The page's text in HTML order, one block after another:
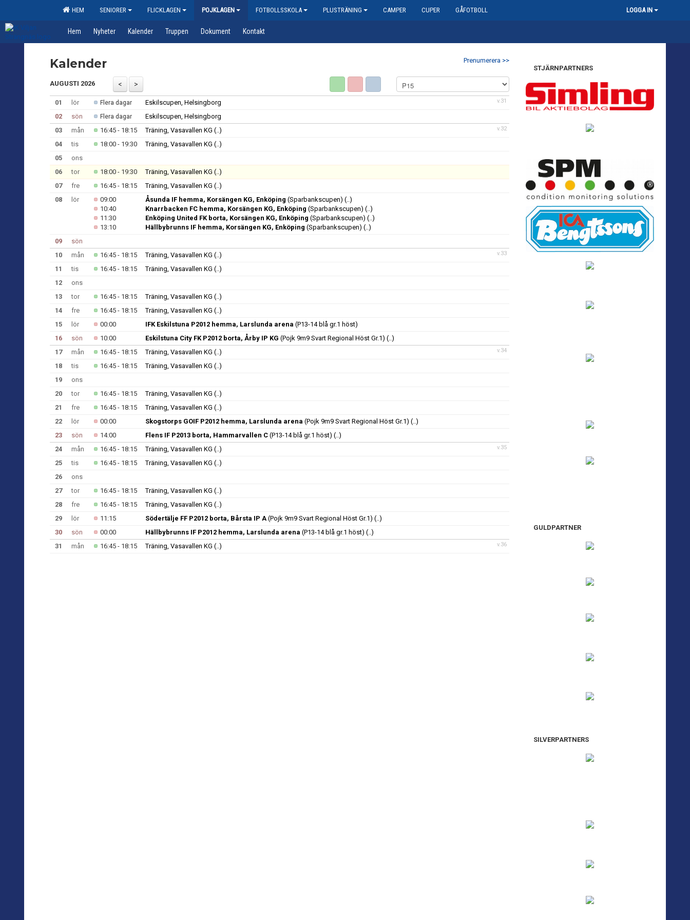
HEM SENIORER FLICKLAGEN POJKLAGEN FOTBOLLSSKOLA PLUSTRÄNING CAMPER CUPER GÅFOTBOLL LOGGA IN
Hem Nyheter Kalender Truppen Dokument Kontakt
Prenumerera >>
Kalender
AUGUSTI 2026
v.31
01 lör Flera dagar
Eskilscupen, Helsingborg
02
sön Flera dagar Eskilscupen, Helsingborg
v.32
03 mån 16:45 - 18:15 Träning, Vasavallen KG (..)
04
tis 18:00 - 19:30 Träning, Vasavallen KG (..)
05
ons
06
tor 18:00 - 19:30 Träning, Vasavallen KG (..)
07
fre 16:45 - 18:15 Träning, Vasavallen KG (..)
08
lör 09:00 Åsunda IF hemma, Korsängen KG, Enköping (Sparbankscupen) (..)
10:40
Knarrbacken FC hemma, Korsängen KG, Enköping (Sparbankscupen) (..)
11:30
Enköping United FK borta, Korsängen KG, Enköping (Sparbankscupen) (..)
13:10
Hällbybrunns IF hemma, Korsängen KG, Enköping (Sparbankscupen) (..)
09
sön
v.33
10 mån 16:45 - 18:15 Träning, Vasavallen KG (..)
11
tis 16:45 - 18:15 Träning, Vasavallen KG (..)
12
ons
13
tor 16:45 - 18:15 Träning, Vasavallen KG (..)
14
fre 16:45 - 18:15 Träning, Vasavallen KG (..)
15
lör 00:00 IFK Eskilstuna P2012 hemma, Larslunda arena (P13-14 blå gr.1 höst)
16
sön 10:00 Eskilstuna City FK P2012 borta, Årby IP KG (Pojk 9m9 Svart Regional Höst Gr.1) (..)
v.34
17 mån 16:45 - 18:15 Träning, Vasavallen KG (..)
18
tis 16:45 - 18:15 Träning, Vasavallen KG (..)
19
ons
20
tor 16:45 - 18:15 Träning, Vasavallen KG (..)
21
fre 16:45 - 18:15 Träning, Vasavallen KG (..)
22
lör 00:00 Skogstorps GOIF P2012 hemma, Larslunda arena (Pojk 9m9 Svart Regional Höst Gr.1) (..)
23
sön 14:00 Flens IF P2013 borta, Hammarvallen C (P13-14 blå gr.1 höst) (..)
v.35
24 mån 16:45 - 18:15 Träning, Vasavallen KG (..)
25
tis 16:45 - 18:15 Träning, Vasavallen KG (..)
26
ons
27
tor 16:45 - 18:15 Träning, Vasavallen KG (..)
28
fre 16:45 - 18:15 Träning, Vasavallen KG (..)
29
lör 11:15 Södertälje FF P2012 borta, Bårsta IP A (Pojk 9m9 Svart Regional Höst Gr.1) (..)
30
sön 00:00 Hällbybrunns IF P2012 hemma, Larslunda arena (P13-14 blå gr.1 höst) (..)
v.36
31 mån 16:45 - 18:15 Träning, Vasavallen KG (..)
STJÄRNPARTNERS
GULDPARTNER
SILVERPARTNERS